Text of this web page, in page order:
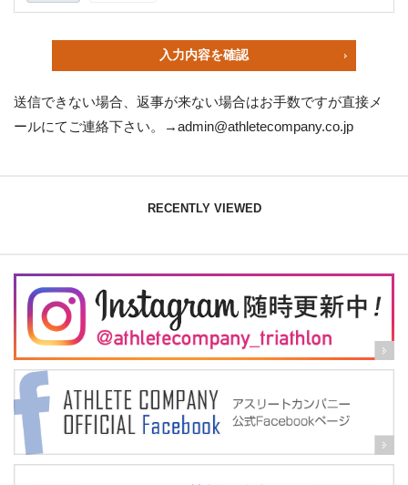
入力内容を確認
送信できない場合、返事が来ない場合はお手数ですが直接メ
ールにてご連絡下さい。→admin@athletecompany.co.jp
RECENTLY VIEWED